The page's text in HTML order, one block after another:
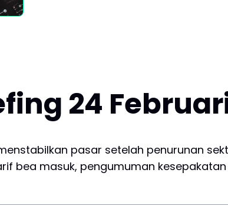
24
pasar setelah penurunan
bea masuk, pengumuman